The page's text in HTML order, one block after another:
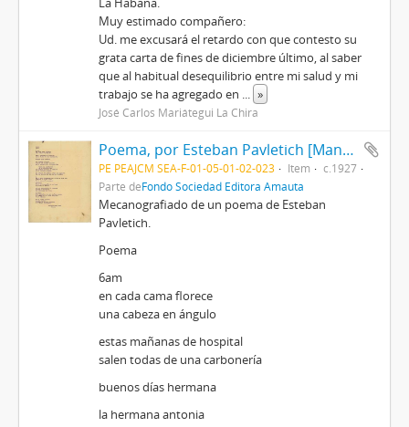
Muy estimado compañero:
Ud. me excusará el retardo con que contesto su
grata carta de fines de diciembre último, al saber
que al habitual desequilibrio entre mi salud y mi
trabajo se ha agregado en ... »
José Carlos Mariátegui La Chira
Poema, por Esteban Pavletich [Manuscrito]
PE PEAJCM SEA-F-01-05-01-02-023 Item
c.1927
Parte deFondo Sociedad Editora Amauta
Mecanografiado de un poema de Esteban
Pavletich.
Poema
6am
en cada cama florece
una cabeza en ángulo
estas mañanas de hospital
salen todas de una carbonería
buenos días hermana
la hermana antonia